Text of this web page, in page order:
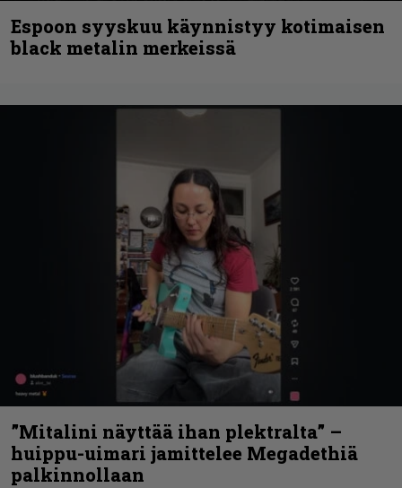
Espoon syyskuu käynnistyy kotimaisen
black metalin merkeissä
”Mitalini näyttää ihan plektralta” –
huippu-uimari jamittelee Megadethiä
palkinnollaan